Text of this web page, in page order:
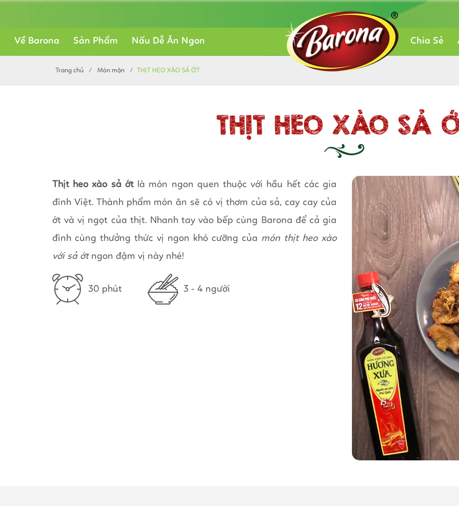
Về Barona Sản Phẩm Nấu Dễ Ăn Ngon Chia Sẻ
Trang chủ Món mặn THỊT HEO XÀO SẢ ỚT
THỊT HEO XÀO SẢ
Thịt heo xào sả ớtlà món ngon quen thuộc với hầu hết các gia
đình Việt. Thành phẩm món ăn sẽ có vị thơm của sả, cay cay của
ớt và vị ngọt của thịt. Nhanh tay vào bếp cùng Barona để cả gia
đình cùng thưởng thức vị ngon khó cưỡng của món thịt heo xào
với sả ớtngon đậm vị này nhé!
30 phút 3 - 4 người